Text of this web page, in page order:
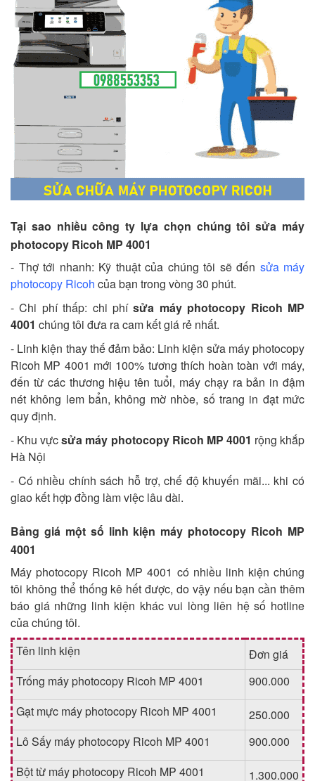
Tại sao nhiều công ty lựa chọn chúng tôi sửa máy
photocopy Ricoh MP 4001
- Thợ tới nhanh: Kỹ thuật của chúng tôi sẽ đến sửa máy
photocopy Ricoh của bạn trong vòng 30 phút.
- Chi phí thấp: chi phísửa máy photocopy Ricoh MP
4001 chúng tôi đưa ra cam kết giá rẻ nhất.
- Linh kiện thay thế đảm bảo: Linh kiện sửa máy photocopy
Ricoh MP 4001 mới 100% tương thích hoàn toàn với máy,
đến từ các thương hiệu tên tuổi, máy chạy ra bản in đậm
nét không lem bẩn, không mờ nhòe, số trang in đạt mức
quy định.
- Khu vựcsửa máy photocopy Ricoh MP 4001 rộng khắp
Hà Nội
- Có nhiều chính sách hỗ trợ, chế độ khuyến mãi... khi có
giao kết hợp đồng làm việc lâu dài.
Bảng giá một số linh kiện máy photocopy Ricoh MP
4001
Máy photocopy Ricoh MP 4001 có nhiều linh kiện chúng
tôi không thể thống kê hết được, do vậy nếu bạn cần thêm
báo giá những linh kiện khác vui lòng liên hệ số hotline
của chúng tôi.
Tên linh kiện
Đơn giá
Trống máy photocopy Ricoh MP 4001
900.000
Gạt mực máy photocopy Ricoh MP 4001
250.000
Lô Sấy máy photocopy Ricoh MP 4001
900.000
Bột từ máy photocopy Ricoh MP 4001
1.300.000